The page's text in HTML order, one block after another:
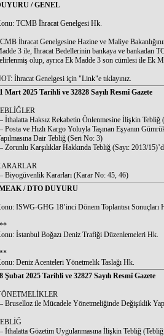
/ GENEL
TCMB İhracat Genelgesi Hk.
İhracat Genelgesine Hazine ve Maliye
3 ile, İhracat Bedellerinin bankaya ve bankadan
olup, ayrıca Ek Madde 3 son cümlesi ile Ek
İhracat Genelgesi için "Link"e tıklayınız.
Mart 2025 Tarihli ve 32828 Sayılı Resmî Gazete
İthalatta Haksız Rekabetin Önlenmesine İlişkin Tebliğ
Posta ve Hızlı Kargo Yoluyla Taşınan Eşyanın
Dair Tebliğ (Seri No: 3)
Zorunlu Karşılıklar Hakkında Tebliğ (Sayı: 2013/
Biyogüvenlik Kararları (Karar No: 45, 46)
/ DTO DUYURU
ISWG-GHG 18’inci Dönem Toplantısı Sonuçları
İstanbul Boğazı Deniz Trafiği Düzenlemeleri Hk.
Deniz Acenteleri Yönetmelik Taslağı Hk.
Şubat 2025 Tarihli ve 32827 Sayılı Resmî Gazete
Bruselloz ile Mücadele Yönetmeliğinde Değişiklik
İthalatta Gözetim Uygulanmasına İlişkin Tebliğ